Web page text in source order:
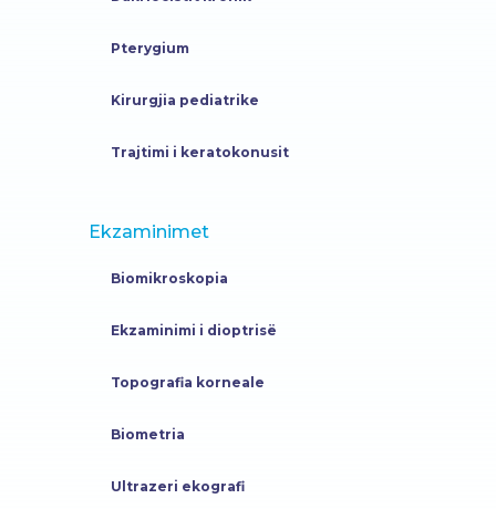
Pterygium
Kirurgjia pediatrike
Trajtimi i keratokonusit
Ekzaminimet
Biomikroskopia
Ekzaminimi i dioptrisë
Topografia korneale
Biometria
Ultrazeri ekografi